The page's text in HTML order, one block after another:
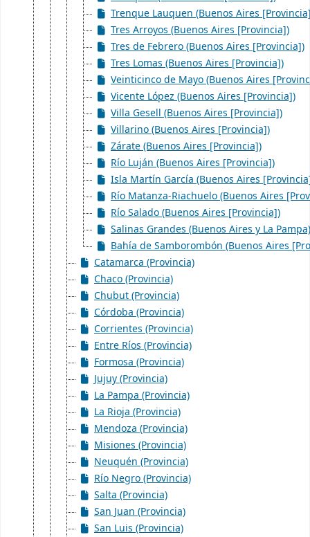
Trenque Lauquen (Buenos Aires
Tres Arroyos (Buenos Aires [Provincia])
Tres de Febrero (Buenos Aires [Provincia])
Tres Lomas (Buenos Aires [Provincia])
Veinticinco de Mayo (Buenos Aires
Vicente López (Buenos Aires [Provincia])
Villa Gesell (Buenos Aires [Provincia])
Villarino (Buenos Aires [Provincia])
Zárate (Buenos Aires [Provincia])
Río Luján (Buenos Aires [Provincia])
Isla Martín García (Buenos Aires
Río Matanza-Riachuelo (Buenos Aires
Río Salado (Buenos Aires [Provincia])
Salinas Grandes (Buenos Aires y La Pampa)
Bahía de Samborombón (Buenos Aires
Catamarca (Provincia)
Chaco (Provincia)
Chubut (Provincia)
Córdoba (Provincia)
Corrientes (Provincia)
Entre Ríos (Provincia)
Formosa (Provincia)
Jujuy (Provincia)
La Pampa (Provincia)
La Rioja (Provincia)
Mendoza (Provincia)
Misiones (Provincia)
Neuquén (Provincia)
Río Negro (Provincia)
Salta (Provincia)
San Juan (Provincia)
San Luis (Provincia)